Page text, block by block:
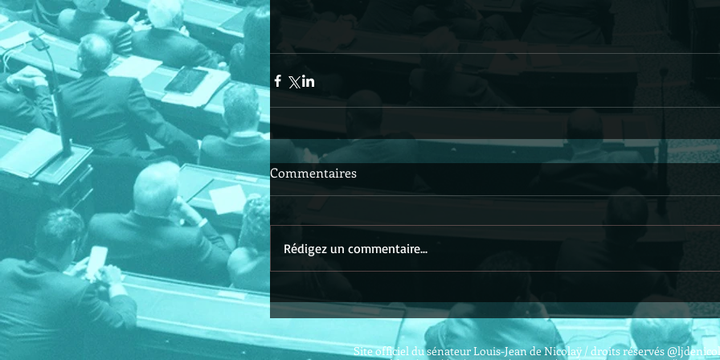
Commentaires
Rédigez un commentaire...
Site officiel du sénateur Louis-Jean de Nicolaÿ / droits réservés